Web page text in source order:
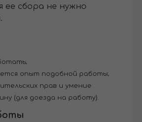
ее сбора не нужно
опыт подобной работы;
прав и умение
(для доезда на работу).